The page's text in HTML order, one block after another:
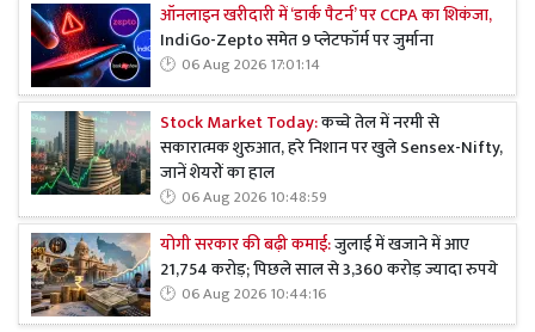
ऑनलाइन खरीदारी में ‘डार्क पैटर्न’ पर CCPA का शिकंजा,
IndiGo-Zepto समेत 9 प्लेटफॉर्म पर जुर्माना
06 Aug 2026 17:01:14
Stock Market Today:कच्चे तेल में नरमी से
सकारात्मक शुरुआत, हरे निशान पर खुले Sensex-Nifty,
जानें शेयरों का हाल
06 Aug 2026 10:48:59
योगी सरकार की बढ़ी कमाई:जुलाई में खजाने में आए
21,754 करोड़; पिछले साल से 3,360 करोड़ ज्यादा रुपये
06 Aug 2026 10:44:16